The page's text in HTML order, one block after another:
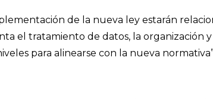
de la nueva ley estarán
el tratamiento de datos, la organización
para alinearse con la nueva